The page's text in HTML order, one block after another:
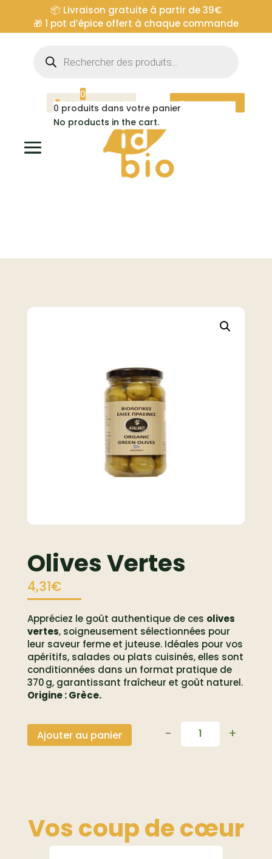
📦 Livraison gratuite à partir de 39€
🎁 1 pot d’épice offert à chaque commande
produits
Mon compte Espace pro
0
0 produits dans votre panier
No products in the cart.
Olives Vertes
4,31€
Appréciez le goût authentique de ces olives
vertes, soigneusement sélectionnées pour
leur saveur ferme et juteuse. Idéales pour vos
apéritifs, salades ou plats cuisinés, elles sont
conditionnées dans un format pratique de
370 g, garantissant fraîcheur et goût naturel.
Origine : Grèce.
Quantité
- +
Ajouter au panier
Vos coup decœur